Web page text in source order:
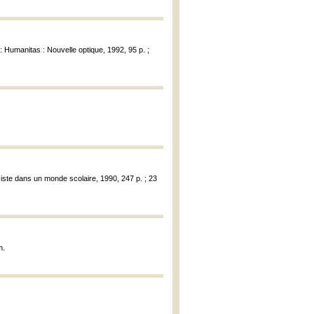
: Humanitas : Nouvelle optique, 1992, 95 p. ;
dans un monde scolaire, 1990, 247 p. ; 23